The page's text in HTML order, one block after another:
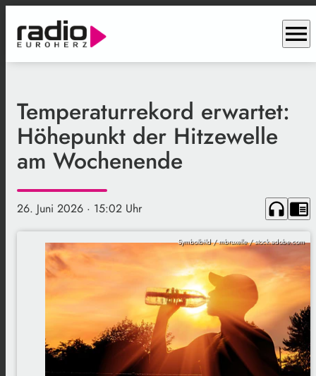
menu
Temperaturrekord erwartet:
Höhepunkt der Hitzewelle
am Wochenende
26. Juni 2026 · 15:02 Uhr headphones chrome_reader_mode
Symbolbild / mbruxelle / stock.adobe.com